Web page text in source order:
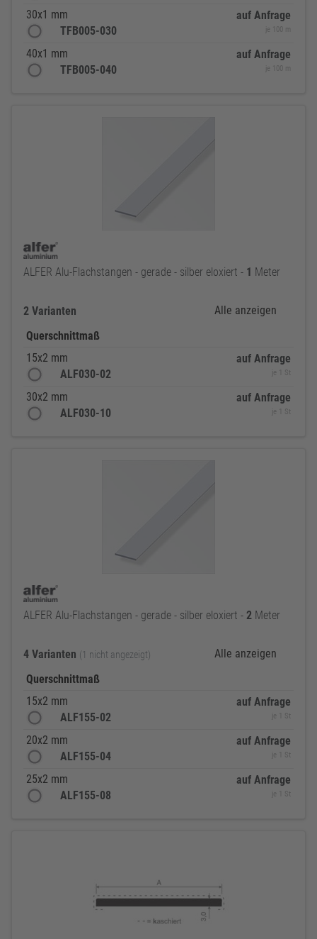
30x1 mm
TFB005-030
auf Anfrage
je 100 m
40x1 mm
TFB005-040
auf Anfrage
je 100 m
ALFER Alu-Flachstangen - gerade - silber eloxiert - 1 Meter
2 Varianten
Alle anzeigen
Querschnittmaß
15x2 mm
ALF030-02
auf Anfrage
je 1 St
30x2 mm
ALF030-10
auf Anfrage
je 1 St
ALFER Alu-Flachstangen - gerade - silber eloxiert - 2 Meter
4 Varianten (1 nicht angezeigt)
Alle anzeigen
Querschnittmaß
15x2 mm
ALF155-02
auf Anfrage
je 1 St
20x2 mm
ALF155-04
auf Anfrage
je 1 St
25x2 mm
ALF155-08
auf Anfrage
je 1 St